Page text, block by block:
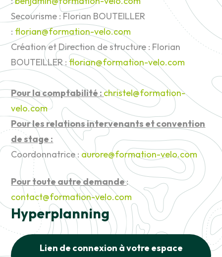
Secourisme : Florian BOUTEILLER
: florian@formation-velo.com
Création et Direction de structure : Florian
BOUTEILLER :florian@formation-velo.com
Pour la comptabilité :christel@formation-
velo.com
Pour les relations intervenants et convention
de stage :
Coordonnatrice : aurore@formation-velo.com
Pour toute autre demande:
contact@formation-velo.com
Hyperplanning
Lien de connexion à votre espace